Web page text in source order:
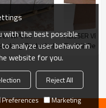
WPC im
BodenbelagCER
HEISSER
Qualität
with the best possible
analyze user behavior in
website for you.
Reject All
Preferences Marketing